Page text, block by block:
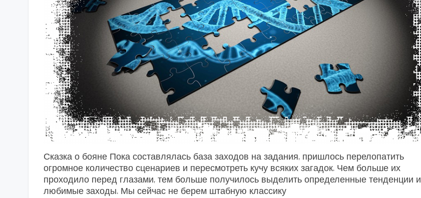
Сказка о бояне Пока составлялась база заходов на задания, пришлось перелопатить
огромное количество сценариев и пересмотреть кучу всяких загадок. Чем больше их
проходило перед глазами, тем больше получилось выделить определенные тенденции и
любимые заходы. Мы сейчас не берем штабную классику